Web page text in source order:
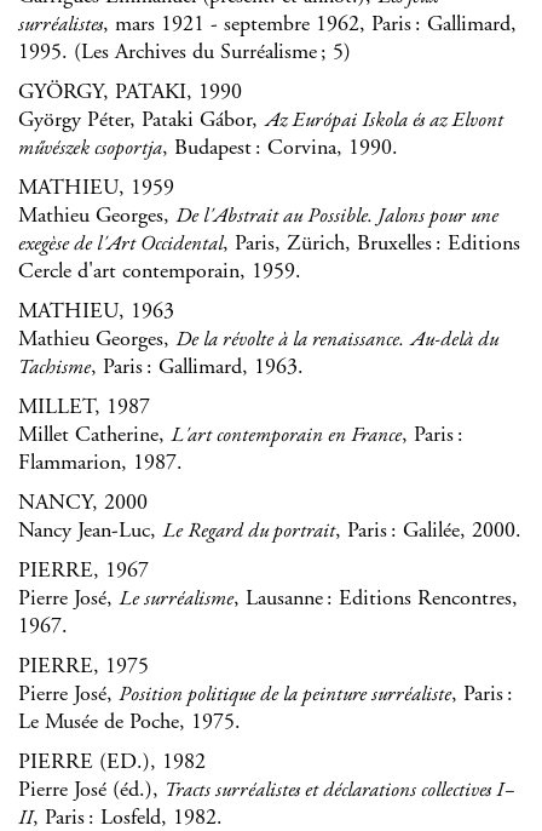
surréalistes, mars 1921 - septembre 1962, Paris : Gallimard,
1995. (Les Archives du Surréalisme ; 5)
GYÖRGY, PATAKI, 1990
György Péter, Pataki Gábor, Az Európai Iskola és az Elvont
művészek csoportja, Budapest : Corvina, 1990.
MATHIEU, 1959
Mathieu Georges, De l'Abstrait au Possible. Jalons pour une
exegèse de l'Art Occidental, Paris, Zürich, Bruxelles : Editions
Cercle d'art contemporain, 1959.
MATHIEU, 1963
Mathieu Georges, De la révolte à la renaissance. Au-delà du
Tachisme, Paris : Gallimard, 1963.
MILLET, 1987
Millet Catherine, L'art contemporain en France, Paris :
Flammarion, 1987.
NANCY, 2000
Nancy Jean-Luc, Le Regard du portrait, Paris : Galilée, 2000.
PIERRE, 1967
Pierre José, Le surréalisme, Lausanne : Editions Rencontres,
1967.
PIERRE, 1975
Pierre José, Position politique de la peinture surréaliste, Paris :
Le Musée de Poche, 1975.
PIERRE (ED.), 1982
Pierre José (éd.), Tracts surréalistes et déclarations collectives I–
II, Paris : Losfeld, 1982.